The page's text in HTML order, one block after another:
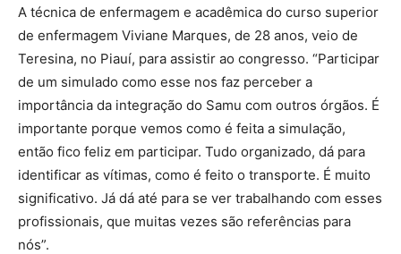
A técnica de enfermagem e acadêmica do curso superior
de enfermagem Viviane Marques, de 28 anos, veio de
Teresina, no Piauí, para assistir ao congresso. “Participar
de um simulado como esse nos faz perceber a
importância da integração do Samu com outros órgãos. É
importante porque vemos como é feita a simulação,
então fico feliz em participar. Tudo organizado, dá para
identificar as vítimas, como é feito o transporte. É muito
significativo. Já dá até para se ver trabalhando com esses
profissionais, que muitas vezes são referências para
nós”.